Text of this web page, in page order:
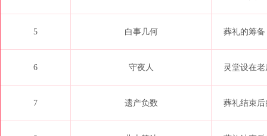
5 白事几何 葬礼的筹
6 守夜人 灵堂设在
7 遗产负数 葬礼结束